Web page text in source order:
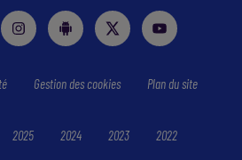
Gestion des cookies Plan du site
2025 2024 2023 2022